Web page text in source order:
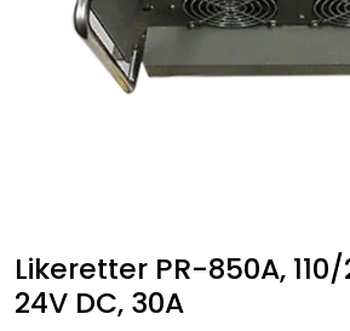
Likeretter PR-850A,
24V DC, 30A
Nettverk